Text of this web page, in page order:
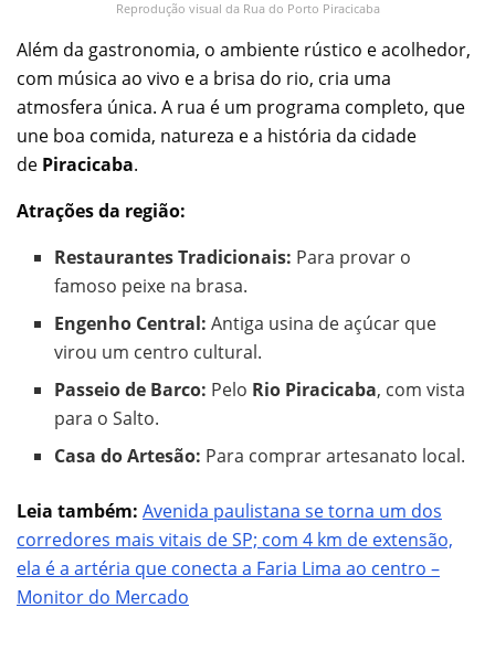
Reprodução visual da Rua do Porto Piracicaba
Além da gastronomia, o ambiente rústico e acolhedor,
com música ao vivo e a brisa do rio, cria uma
atmosfera única. A rua é um programa completo, que
une boa comida, natureza e a história da cidade
de Piracicaba.
Atrações da região:
Restaurantes Tradicionais: Para provar o
famoso peixe na brasa.
Engenho Central: Antiga usina de açúcar que
virou um centro cultural.
Passeio de Barco: Pelo Rio Piracicaba, com vista
para o Salto.
Casa do Artesão: Para comprar artesanato local.
Leia também: Avenida paulistana se torna um dos
corredores mais vitais de SP; com 4 km de extensão,
ela é a artéria que conecta a Faria Lima ao centro –
Monitor do Mercado